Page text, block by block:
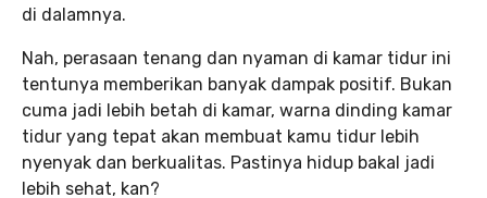
di dalamnya.
Nah, perasaan tenang dan nyaman di kamar tidur ini
tentunya memberikan banyak dampak positif. Bukan
cuma jadi lebih betah di kamar, warna dinding kamar
tidur yang tepat akan membuat kamu tidur lebih
nyenyak dan berkualitas. Pastinya hidup bakal jadi
lebih sehat, kan?